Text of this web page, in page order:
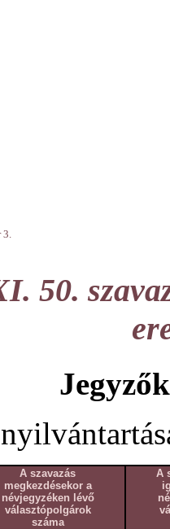
50.
A szavazás
megkezdésekor a
névjegyzéken lévő
választópolgárok
száma
A